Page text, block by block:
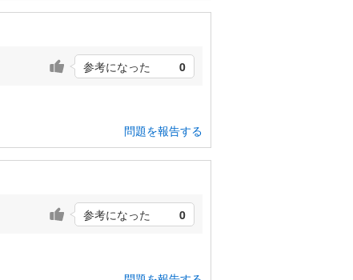
参考になった 0
問題を報告する
参考になった 0